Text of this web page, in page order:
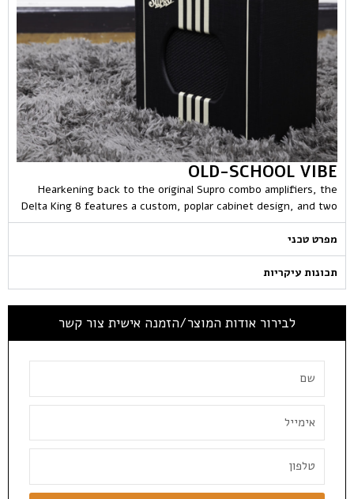
OLD-SCHOOL VIBE
Hearkening back to the original Supro combo amplifiers, the
Delta King 8 features a custom, poplar cabinet design, and two
מפרט טכני
תכונות עיקריות
לבירור אודות המוצר/הזמנה אישית צור קשר